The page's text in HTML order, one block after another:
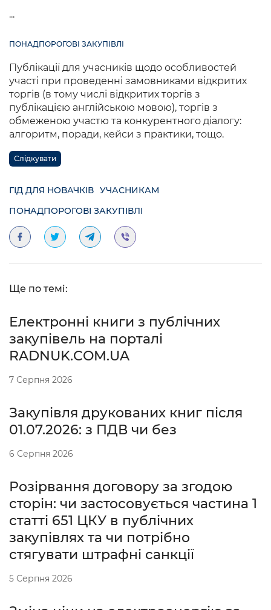
...
ПОНАДПОРОГОВІ ЗАКУПІВЛІ
Публікації для учасників щодо особливостей
участі при проведенні замовниками відкритих
торгів (в тому числі відкритих торгів з
публікацією англійською мовою), торгів з
обмеженою участю та конкурентного діалогу:
алгоритм, поради, кейси з практики, тощо.
Слідкувати
ГІД ДЛЯ НОВАЧКІВ УЧАСНИКАМ
ПОНАДПОРОГОВІ ЗАКУПІВЛІ
Ще по темі:
Електронні книги з публічних
закупівель на порталі
RADNUK.COM.UA
7 Серпня 2026
Закупівля друкованих книг після
01.07.2026: з ПДВ чи без
6 Серпня 2026
Розірвання договору за згодою
сторін: чи застосовується частина 1
статті 651 ЦКУ в публічних
закупівлях та чи потрібно
стягувати штрафні санкції
5 Серпня 2026